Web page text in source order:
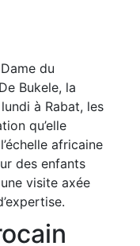
du
Bukele, la
à Rabat, les
qu’elle
africaine
des enfants
visite axée